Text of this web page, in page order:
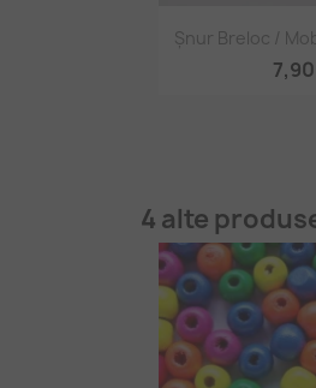

Șnur Breloc /
4 alte